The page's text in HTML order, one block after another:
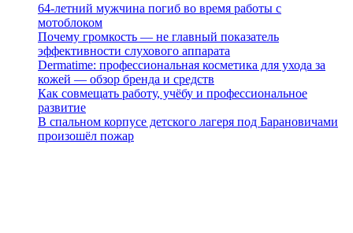
64-летний мужчина погиб во время работы с
мотоблоком
Почему громкость — не главный показатель
эффективности слухового аппарата
Dermatime: профессиональная косметика для ухода за
кожей — обзор бренда и средств
Как совмещать работу, учёбу и профессиональное
развитие
В спальном корпусе детского лагеря под Барановичами
произошёл пожар